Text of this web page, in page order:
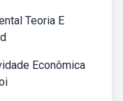
Teoria E
Econômica